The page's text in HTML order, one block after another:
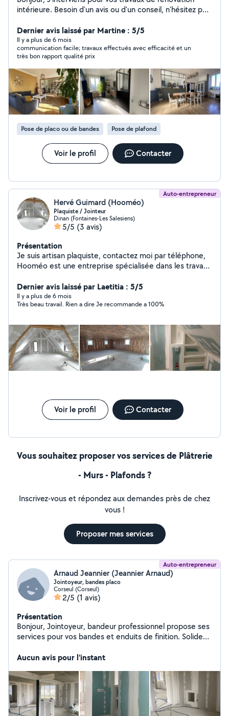
intérieure. Besoin d'un avis ou d'un conseil, n'hésitez pas
Dernier avis laissé par Martine : 5/5
Il y a plus de 6 mois
communication facile; travaux effectués avec efficacité et un
très bon rapport qualité prix
Pose de placo ou de bandes Pose de plafond
Voir le profil Contacter
Auto-entrepreneur
Hervé Guimard (Hooméo)
Plaquiste / Jointeur
Dinan (Fontaines-Les Salesiens)
5/5 (3 avis)
Présentation
Je suis artisan plaquiste, contactez moi par téléphone,
Hooméo est une entreprise spécialisée dans les travaux
de jointement pour vos projets dans les Côtes d'Armor
et Ille et Vilaine. Habitat neuf, rénovation, extension,
aménagement et isolation de combles, cloisons sèches,
Dernier avis laissé par Laetitia : 5/5
Il y a plus de 6 mois
Très beau travail. Rien a dire Je recommande a 100%
Voir le profil Contacter
Vous souhaitez proposer vos services de Plâtrerie
- Murs - Plafonds ?
Inscrivez-vous et répondez aux demandes près de chez
vous !
Proposer mes services
Auto-entrepreneur
Arnaud Jeannier (Jeannier Arnaud)
Jointoyeur, bandes placo
Corseul (Corseul)
2/5 (1 avis)
Présentation
Bonjour, Jointoyeur, bandeur professionnel propose ses
services pour vos bandes et enduits de finition. Solide
gratuit
Aucun avis pour l'instant